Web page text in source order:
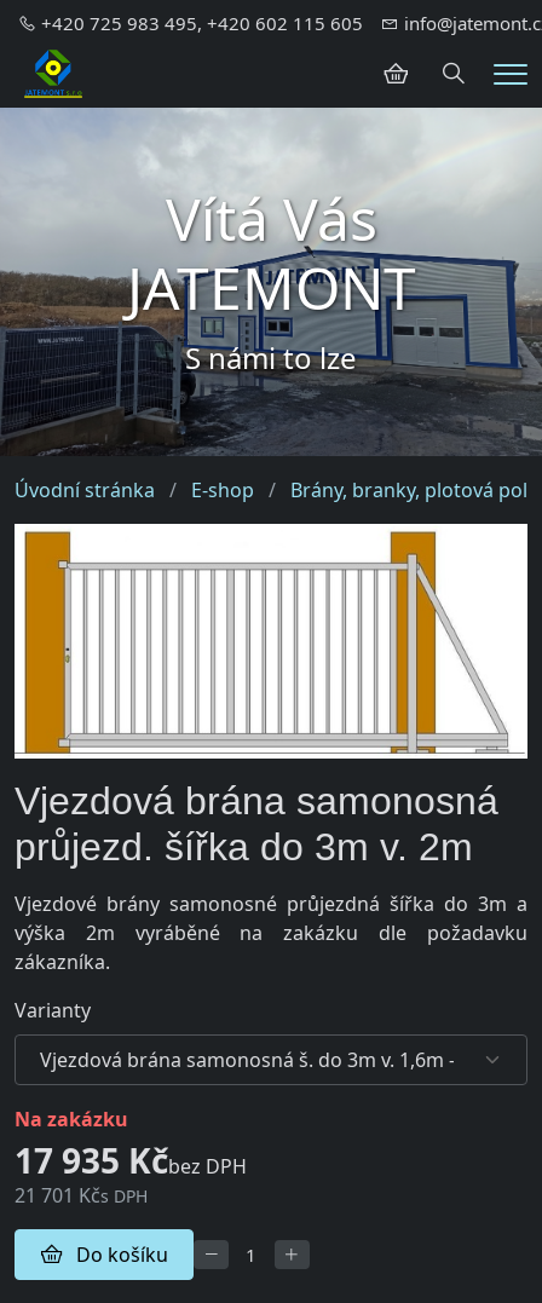
+420 725 983 495, +420 602 115 605
Hledání
Vítá Vás
JATEMONT
S námi to lze
Úvodní stránka E-shop Brány, branky, plotová pole
Vjezdová brána samonosná
průjezd. šířka do 3m v. 2m
Vjezdové brány samonosné průjezdná šířka do 3m a
výška 2m vyráběné na zakázku dle požadavku
zákazníka.
Varianty
na zakázku
17 935 Kčbez DPH
21 701 Kčs DPH
Do košíku